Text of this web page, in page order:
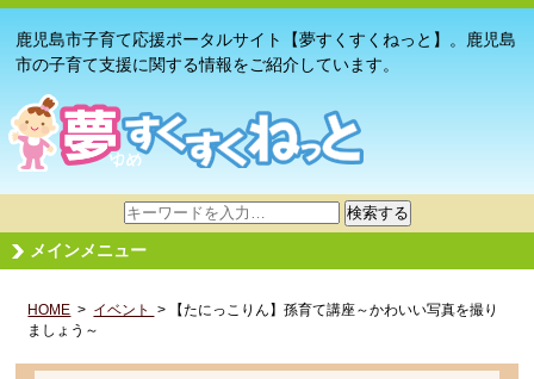
鹿児島市子育て応援ポータルサイト【夢すくすくねっと】。鹿児島
市の子育て支援に関する情報をご紹介しています。
サ
イ
ト
検
検索する
メインメニュー
HOME > イベント
> 【たにっこりん】孫育て講座～かわいい写真を撮り
ましょう～